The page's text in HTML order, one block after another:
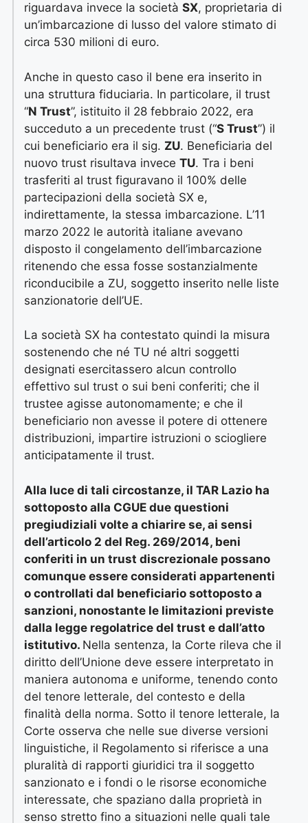
riguardava invece la società SX, proprietaria di
un’imbarcazione di lusso del valore stimato di
circa 530 milioni di euro.
Anche in questo caso il bene era inserito in
una struttura fiduciaria. In particolare, il trust
“N Trust”, istituito il 28 febbraio 2022, era
succeduto a un precedente trust (“S Trust”) il
cui beneficiario era il sig. ZU. Beneficiaria del
nuovo trust risultava invece TU. Tra i beni
trasferiti al trust figuravano il 100% delle
partecipazioni della società SX e,
indirettamente, la stessa imbarcazione. L’11
marzo 2022 le autorità italiane avevano
disposto il congelamento dell’imbarcazione
ritenendo che essa fosse sostanzialmente
riconducibile a ZU, soggetto inserito nelle liste
sanzionatorie dell’UE.
La società SX ha contestato quindi la misura
sostenendo che né TU né altri soggetti
designati esercitassero alcun controllo
effettivo sul trust o sui beni conferiti; che il
trustee agisse autonomamente; e che il
beneficiario non avesse il potere di ottenere
distribuzioni, impartire istruzioni o sciogliere
anticipatamente il trust.
Alla luce di tali circostanze, il TAR Lazio ha
sottoposto alla CGUE due questioni
pregiudiziali volte a chiarire se, ai sensi
dell’articolo 2 del Reg. 269/2014, beni
conferiti in un trust discrezionale possano
comunque essere considerati appartenenti
o controllati dal beneficiario sottoposto a
sanzioni, nonostante le limitazioni previste
dalla legge regolatrice del trust e dall’atto
istitutivo. Nella sentenza, la Corte rileva che il
diritto dell’Unione deve essere interpretato in
maniera autonoma e uniforme, tenendo conto
del tenore letterale, del contesto e della
finalità della norma. Sotto il tenore letterale, la
Corte osserva che nelle sue diverse versioni
linguistiche, il Regolamento si riferisce a una
pluralità di rapporti giuridici tra il soggetto
sanzionato e i fondi o le risorse economiche
interessate, che spaziano dalla proprietà in
senso stretto fino a situazioni nelle quali tale